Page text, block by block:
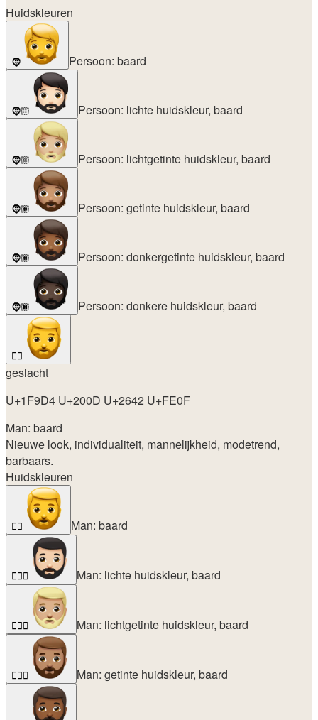
Huidskleuren
🧔 Persoon: baard
🧔🏻 Persoon: lichte huidskleur, baard
🧔🏼 Persoon: lichtgetinte huidskleur, baard
🧔🏽 Persoon: getinte huidskleur, baard
🧔🏾 Persoon: donkergetinte huidskleur, baard
🧔🏿 Persoon: donkere huidskleur, baard
🧔‍♂️
geslacht
U+1F9D4 U+200D U+2642 U+FE0F
Man: baard
Nieuwe look, individualiteit, mannelijkheid, modetrend,
barbaars.
Huidskleuren
🧔‍♂️ Man: baard
🧔🏻‍♂️ Man: lichte huidskleur, baard
🧔🏼‍♂️ Man: lichtgetinte huidskleur, baard
🧔🏽‍♂️ Man: getinte huidskleur, baard